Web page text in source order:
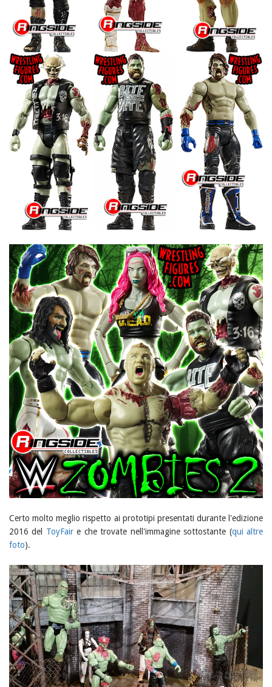
Certo molto meglio rispetto ai prototipi presentati durante l'edizione
2016 del ToyFaire che trovate nell'immagine sottostante (qui altre
foto).